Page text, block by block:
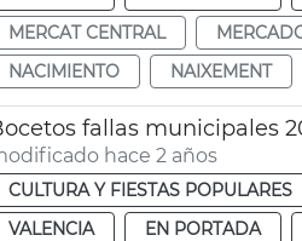
MERCAT CENTRAL
NACIMIENTO
NAIXEMENT
fallas municipales
hace 2 años
CULTURA Y FIESTAS POPULARES
VALENCIA
EN PORTADA